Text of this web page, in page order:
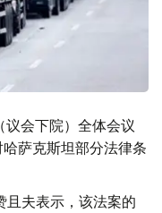
会下院）全体会议
萨克斯坦部分法律条
且夫表示，该法案的